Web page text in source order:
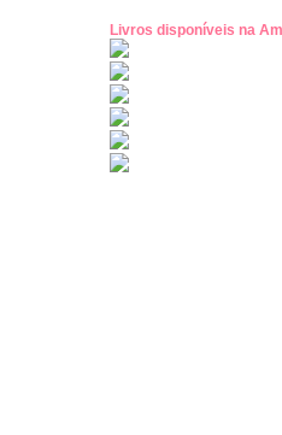
Livros disponíveis na